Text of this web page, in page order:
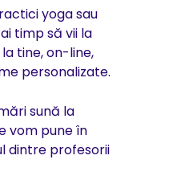
yoga sau
timp să vii la
tine, on-line,
personalizate.
sună la
vom pune în
dintre profesorii